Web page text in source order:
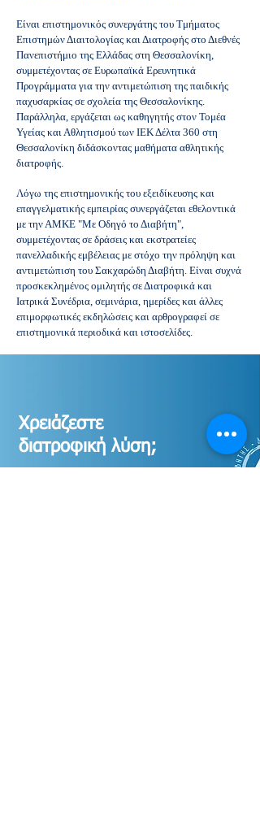
Είναι επιστημονικός συνεργάτης του Τμήματος
Επιστημών Διαιτολογίας και Διατροφής στο Διεθνές
Πανεπιστήμιο της Ελλάδας στη Θεσσαλονίκη,
συμμετέχοντας σε Ευρωπαϊκά Ερευνητικά
Προγράμματα για την αντιμετώπιση της παιδικής
παχυσαρκίας σε σχολεία της Θεσσαλονίκης.
Παράλληλα, εργάζεται ως καθηγητής στον Τομέα
Υγείας και Αθλητισμού των ΙΕΚ Δέλτα 360 στη
Θεσσαλονίκη διδάσκοντας μαθήματα αθλητικής
διατροφής.
Λόγω της επιστημονικής του εξειδίκευσης και
επαγγελματικής εμπειρίας συνεργάζεται εθελοντικά
με την ΑΜΚΕ "Με Οδηγό το Διαβήτη",
συμμετέχοντας σε δράσεις και εκστρατείες
πανελλαδικής εμβέλειας με στόχο την πρόληψη και
αντιμετώπιση του Σακχαρώδη Διαβήτη. Είναι συχνά
προσκεκλημένος ομιλητής σε Διατροφικά και
Ιατρικά Συνέδρια, σεμινάρια, ημερίδες και άλλες
επιμορφωτικές εκδηλώσεις και αρθρογραφεί σε
επιστημονικά περιοδικά και ιστοσελίδες.
Χρειάζεστε
διατροφική λύση;